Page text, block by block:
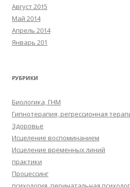
Август 2015
Май 2014
Апрель 2014
Январь 201
РУБРИКИ
Биологика, ГНМ
Гипнотерапия, регрессионная
Здоровье
Исцеление воспоминанием
Исцеление временных линий
практики
Процессинг